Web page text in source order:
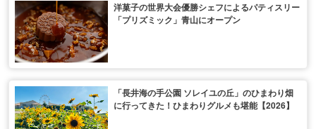
洋菓子の世界大会優勝シェフによるパティスリー
「プリズミック」青山にオープン
「長井海の手公園 ソレイユの丘」のひまわり畑
に行ってきた！ひまわりグルメも堪能【2026】